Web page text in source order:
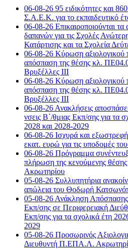
06-08-26 95 ειδικότητες και
Σ.Α.Ε.Κ. για το εκπαιδευτικό
06-08-26 Επικαιροποιούνται τα
δαπανών για τις Σχολές
Κατάρτισης και τα Σχολεία
06-08-26 Κύρωση αξιολογικού
απόσπαση της θέσης κλ.
Βρυξέλλες ΙΙΙ
06-08-26 Κύρωση αξιολογικού
απόσπαση της θέσης κλ.
Βρυξέλλες ΙΙΙ
06-08-26 Ανακλήσεις
νσεις Β΄/θμιας Εκπ/σης για τα
2028 και 2028-2029
06-08-26 Ισχυρά και
εκατ. ευρώ για τις υποδομές
06-08-26 Πρόγραμμα
πλήρωση της κενούμενης
Ακρωτηρίου
05-08-26 Συλλυπητήρια
απώλεια του Θοδωρή
05-08-26 Ανάκληση Απόσπασης
Εκπ/σης σε Περιφερειακή
Εκπ/σης για τα σχολικά έτη
2029
05-08-26 Προσωρινός
Διευθυντή Π.ΕΠΑ.Λ.